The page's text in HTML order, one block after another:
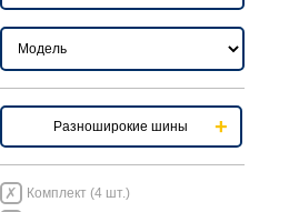
Разноширокие шины
Комплект (4 шт.)